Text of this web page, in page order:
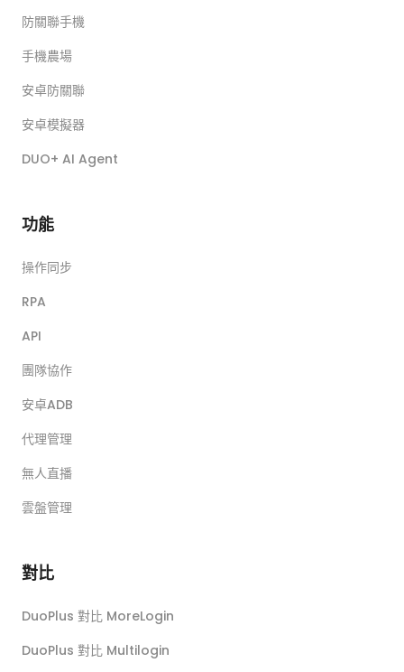
防關聯手機
手機農場
安卓防關聯
安卓模擬器
DUO+ AI Agent
功能
操作同步
RPA
API
團隊協作
安卓ADB
代理管理
無人直播
雲盤管理
對比
DuoPlus 對比 MoreLogin
DuoPlus 對比 Multilogin